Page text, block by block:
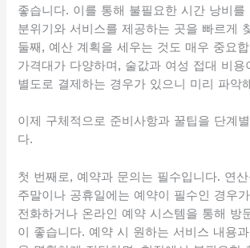
좋습니다. 이를 통해 불필요한 시간 낭비를
분위기와 서비스를 제공하는 곳을 빠르게
둘째, 예산 계획을 세우는 것도 매우 중요
가격대가 다양하며, 술값과 여성 접대 비용
별도로 결제하는 경우가 있으니 미리 파악
이제 구체적으로 준비사항과 꿀팁을 단계
다.
첫 번째로, 예약과 문의는 필수입니다. 연
주말이나 공휴일에는 예약이 필수인 경우
전화하거나 온라인 예약 시스템을 통해 방
이 좋습니다. 예약 시 원하는 서비스 내용